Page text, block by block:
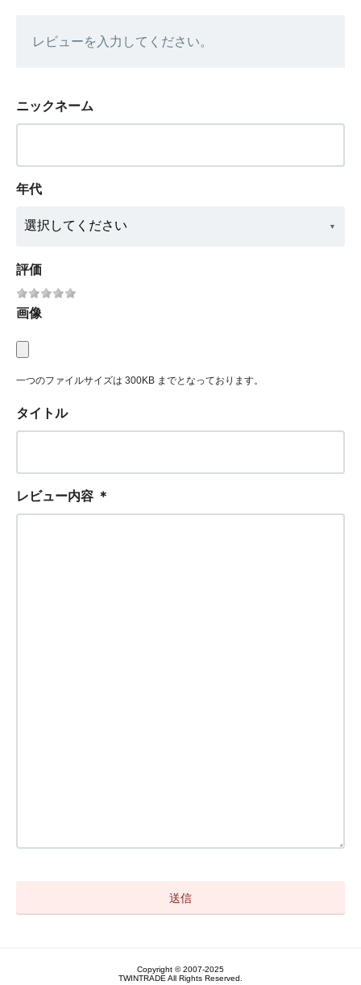
レビューを入力してください。
ニックネーム
年代
評価
画像
一つのファイルサイズは 300KB までとなっております。
タイトル
レビュー内容 ＊
Copyright © 2007-2025
TWINTRADE All Rights Reserved.